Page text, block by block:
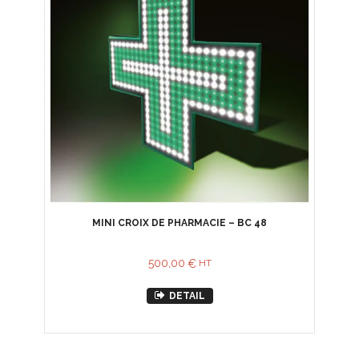
MINI CROIX DE PHARMACIE – BC 48
500,00 € HT
DETAIL